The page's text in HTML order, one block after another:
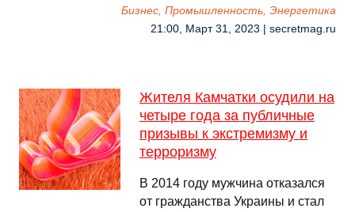
Бизнес, Промышленность, Энергетика
21:00, Март 31, 2023 | secretmag.ru
Жителя Камчатки осудили на
четыре года за публичные
призывы к экстремизму и
терроризму
В 2014 году мужчина отказался
от гражданства Украины и стал